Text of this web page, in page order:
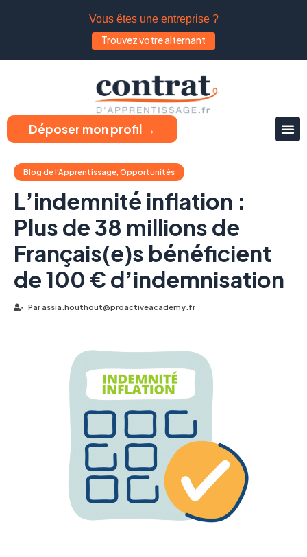
Vous êtes une entreprise ?
Trouvez votre alternant
Déposer mon profil →
Blog de l'Apprentissage, Opportunités
L’indemnité inflation :
Plus de 38 millions de
Français(e)s bénéficient
de 100 € d’indemnisation
Parassia.houthout@proactiveacademy.fr